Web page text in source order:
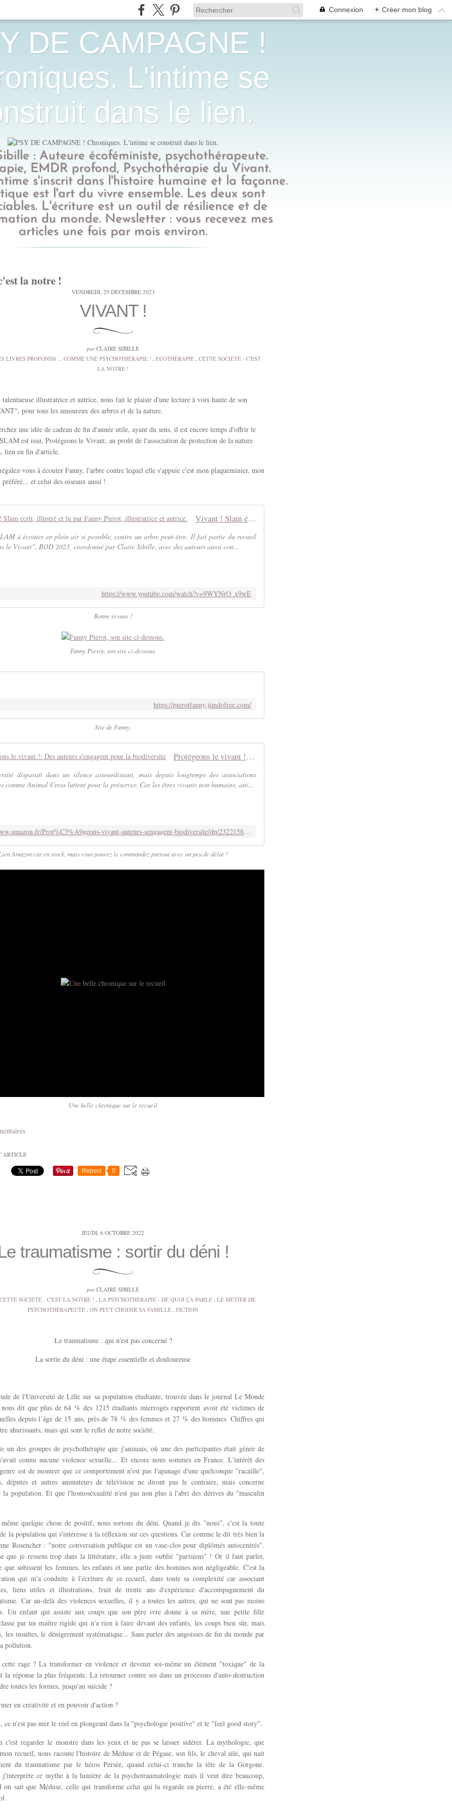
Connexion + Créer mon blog
DE CAMPAGNE !
L'intime se
dans le lien.
: Auteure écoféministe, psychothérapeute.
EMDR profond, Psychothérapie du Vivant.
s'inscrit dans l'histoire humaine et la façonne.
est l'art du vivre ensemble. Les deux sont
L'écriture est un outil de résilience et de
du monde. Newsletter : vous recevez mes
articles une fois par mois environ.
la notre !
VENDREDI, 29 DÉCEMBRE 2023
VIVANT !
parCLAIRE SIBILLE
LIVRES PROFONDS ... COMME UNE PSYCHOTHÉRAPIE ! , ECOTHÉRAPIE , CETTE SOCIÉTÉ - C'EST
LA NOTRE !
illustratrice et autrice, nous fait le plaisir d'une lecture à voix haute de son
pour tous les amoureux des arbres et de la nature.
une idée de cadeau de fin d'année utile, ayant du sens, il est encore temps d'offrir le
est issu, Protégeons le Vivant, au profit de l'association de protection de la nature
lien en fin d'article.
vous à écouter Fanny, l'arbre contre lequel elle s'appuie c'est mon plaqueminier, mon
et celui des oiseaux aussi !
Vivant ! Slam écrit, illustré et lu par Fanny Pierot, illustratrice et autrice.
à écouter en plein air si possible, contre un arbre peut-être. Il fait partie du recueil
le Vivant", BOD 2023, coordonné par Claire Sibille, avec des auteurs aussi con...
https://www.youtube.com/watch?v=9WYNrO_x9wE
Bonne écoute !
Fanny Pierot, son site ci-dessous.
https://pierotfanny.jimdofree.com/
Site de Fanny.
Protégeons le vivant !: Des auteurs s'engagent pour la biodiversite
disparaît dans un silence assourdissant, mais depuis longtemps des associations
comme Animal Cross luttent pour la préserver. Car les êtres vivants non humains, ani...
https://www.amazon.fr/Prot%C3%A9geons-vivant-auteurs-sengagent-biodiversite/dp/2322158712
Amazon car en stock, mais vous pouvez le commandez partout avec un peu de délai !
Une belle chronique sur le recueil
ARTICLE
Repost 0
JEUDI, 6 OCTOBRE 2022
traumatisme : sortir du déni !
parCLAIRE SIBILLE
CETTE SOCIÉTÉ - C'EST LA NOTRE ! , LA PSYCHOTHÉRAPIE - DE QUOI ÇA PARLE, LE MÉTIER DE
PSYCHOTHÉRAPEUTE , ON PEUT CHOISIR SA FAMILLE , FICTION
Le traumatisme : qui n'est pas concerné ?
La sortie du déni : une étape essentielle et douloureuse
de l'Université de Lille sur sa population étudiante, trouvée dans le journal Le Monde
dit que plus de 64 % des 1215 étudiants interrogés rapportent avoir été victimes de
depuis l’âge de 15 ans, près de 78 % des femmes et 27 % des hommes. Chiffres qui
ahurissants, mais qui sont le reflet de notre société.
un des groupes de psychothérapie que j'animais, où une des participantes était gênée de
connu aucune violence sexuelle... Et encore nous sommes en France. L'intérêt des
est de montrer que ce comportement n'est pas l'apanage d'une quelconque "racaille",
députés et autres animateurs de télévision ne diront pas le contraire, mais concerne
la population. Et que l'homosexualité n'est pas non plus à l'abri des dérives du "masculin
quelque chose de positif, nous sortons du déni. Quand je dis "nous", c'est la toute
la population qui s'intéresse à la réflexion sur ces questions. Car comme le dit très bien la
Rosencher : "notre conversation publique est un vase-clos pour diplômés autocentrés".
que je ressens trop dans la littérature, elle a juste oublié "parisiens" ! Or il faut parler,
que subissent les femmes, les enfants et une partie des hommes non négligeable. C'est la
qui m'a conduite à l'écriture de ce recueil, dans toute sa complexité car associant
liens utiles et illustrations, fruit de trente ans d'expérience d'accompagnement du
Car au-delà des violences sexuelles, il y a toutes les autres, qui ne sont pas moins
Un enfant qui assiste aux coups que son père ivre donne à sa mère, une petite fille
par un maître rigide qui n'a rien à faire devant des enfants, les coups bien sûr, mais
les insultes, le dénigrement systématique... Sans parler des angoisses de fin du monde par
pollution.
rage ? La transformer en violence et devenir soi-même un élément "toxique" de la
la réponse la plus fréquente. La retourner contre soi dans un processus d'auto-destruction
toutes les formes, jusqu'au suicide ?
en créativité et en pouvoir d'action ?
ce n'est pas nier le réel en plongeant dans la "psychologie positive" et le "feel good story".
c'est regarder le monstre dans les yeux et ne pas se laisser sidérer. La mythologie, que
recueil, nous raconte l'histoire de Méduse et de Pégase, son fils, le cheval ailé, qui nait
du traumatisme par le héros Persée, quand celui-ci tranche la tête de la Gorgone.
j'interprète ce mythe à la lumière de la psychotraumatologie mais il veut dire beaucoup,
on sait que Méduse, celle qui transforme celui qui la regarde en pierre, a été elle-même